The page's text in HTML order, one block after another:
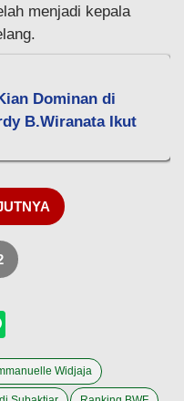
menjadi kepala
Dominan di
B.Wiranata Ikut
Widjaja